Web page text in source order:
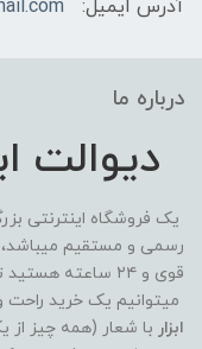
آدرس ایمیل:
درباره ما
دیوالت
یک فروشگاه اینترنتی
رسمی و مستقیم میباشد،
قوی و ۲۴ ساعته
میتوانیم یک خرید راحت
ابزار با شعار (همه چیز از